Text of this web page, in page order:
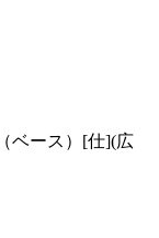
ベース）[仕](広